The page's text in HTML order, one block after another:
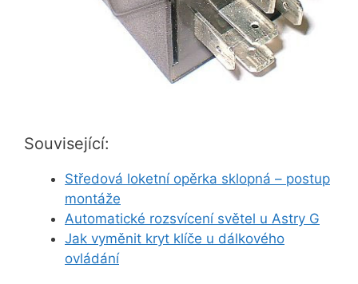
Související:
Středová loketní opěrka sklopná – postup
montáže
Automatické rozsvícení světel u Astry G
Jak vyměnit kryt klíče u dálkového
ovládání